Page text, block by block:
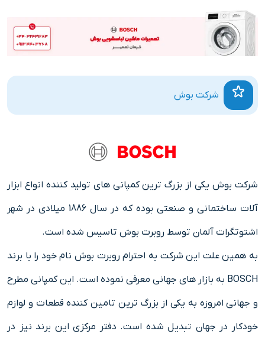
شرکت بوش
شرکت بوش یکی از بزرگ ترین کمپانی های تولید کننده انواع ابزار
آلات ساختمانی و صنعتی بوده که در سال 1886 میلادی در شهر
اشتوتگرات آلمان توسط روبرت بوش تاسیس شده است.
به همین علت این شرکت به احترام روبرت بوش نام خود را با برند
BOSCH به بازار های جهانی معرفی نموده است. این کمپانی مطرح
و جهانی امروزه به یکی از بزرگ ترین تامین کننده قطعات و لوازم
خودکار در جهان تبدیل شده است. دفتر مرکزی این برند نیز در